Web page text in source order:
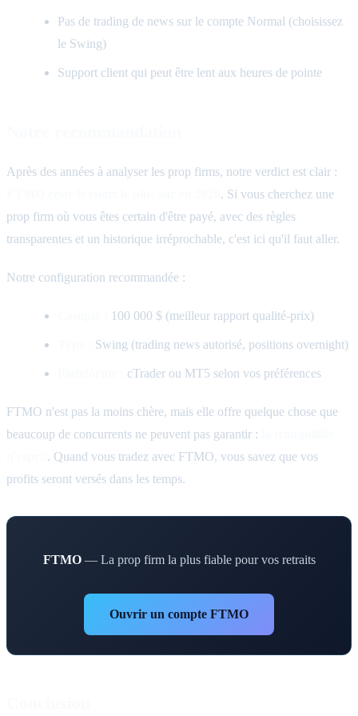
Pas de trading de news sur le compte Normal (choisissez
le Swing)
Support client qui peut être lent aux heures de pointe
Après des années à analyser les prop firms, notre verdict est clair :
. Si vous cherchez une
prop firm où vous êtes certain d'être payé, avec des règles
transparentes et un historique irréprochable, c'est ici qu'il faut aller.
Notre configuration recommandée :
100 000 $ (meilleur rapport qualité-prix)
Swing (trading news autorisé, positions overnight)
cTrader ou MT5 selon vos préférences
FTMO n'est pas la moins chère, mais elle offre quelque chose que
beaucoup de concurrents ne peuvent pas garantir :
. Quand vous tradez avec FTMO, vous savez que vos
profits seront versés dans les temps.
FTMO— La prop firm la plus fiable pour vos retraits
Ouvrir un compte FTMO